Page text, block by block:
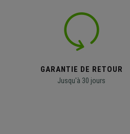
GARANTIE DE RETOUR
Jusqu'à 30 jours